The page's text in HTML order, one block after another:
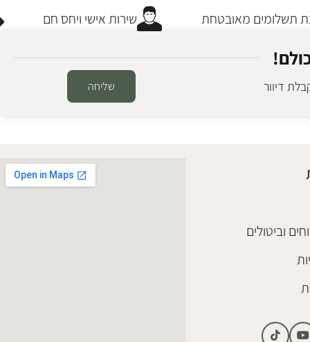
שירות אישי ויחס חם תשלומים מאובטחת
דיוור שליחה
וביטולים